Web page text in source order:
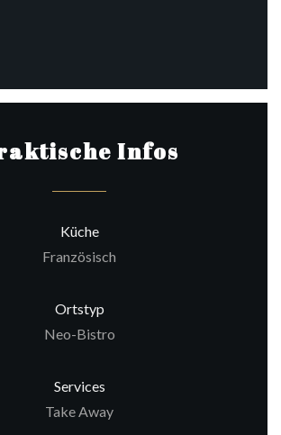
Infos
Küche
Französisch
Ortstyp
Neo-Bistro
Services
Take Away